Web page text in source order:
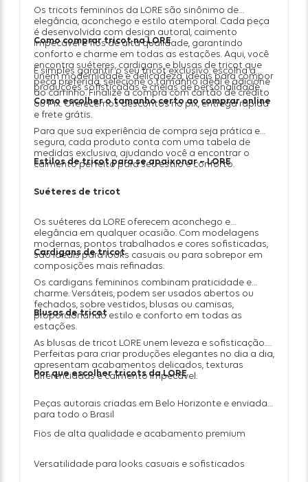
Os tricots femininos da LORE são sinônimo de
elegância, aconchego e estilo atemporal. Cada peça
é desenvolvida com design autoral, caimento
impecável e fios de alta qualidade, garantindo
conforto e charme em todas as estações. Aqui, você
encontra suéteres, cardigans e blusas de tricot que
unem modernidade e delicadeza, ideais para compor
produções sofisticadas e cheias de personalidade.
Como comprar tricot na LORE
É simples garantir o seu tricot exclusivo: escolha a
peça preferida, selecione o tamanho ideal e adicione
ao carrinho. Finalize a compra com cartão de crédito
ou Pix. Oferecemos descontos no pix, entrega rápida
e frete grátis.
Como escolher o tamanho certo ao comprar online
Para que sua experiência de compra seja prática e
segura, cada produto conta com uma tabela de
medidas exclusiva, ajudando você a encontrar o
caimento perfeito para seu estilo e conforto.
Estilos de tricot para se apaixonar – LORE
Suéteres de tricot
Os suéteres da LORE oferecem aconchego e
elegância em qualquer ocasião. Com modelagens
modernas, pontos trabalhados e cores sofisticadas,
são ideais para looks casuais ou para sobrepor em
composições mais refinadas.
Cardigans de tricot
Os cardigans femininos combinam praticidade e
charme. Versáteis, podem ser usados abertos ou
fechados, sobre vestidos, blusas ou camisas,
proporcionando estilo e conforto em todas as
estações.
Blusas de tricot
As blusas de tricot LORE unem leveza e sofisticação.
Perfeitas para criar produções elegantes no dia a dia,
apresentam acabamentos delicados, texturas
diferenciadas e caimento impecável.
Por que escolher tricots da LORE
Peças autorais criadas em Belo Horizonte e enviadas
para todo o Brasil
Fios de alta qualidade e acabamento premium
Versatilidade para looks casuais e sofisticados